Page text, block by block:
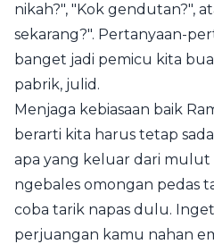
nikah?", "Kok gendutan?",
sekarang?". Pertanyaan-
banget jadi pemicu kita
pabrik, julid.
Menjaga kebiasaan baik
berarti kita harus tetap
apa yang keluar dari mulut
ngebales omongan pedas
coba tarik napas dulu.
perjuangan kamu nahan